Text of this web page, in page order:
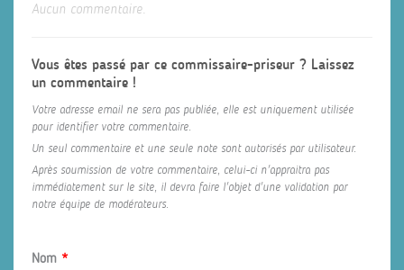
Aucun commentaire.
Vous êtes passé par ce commissaire-priseur ? Laissez
un commentaire !
Votre adresse email ne sera pas publiée, elle est uniquement utilisée
pour identifier votre commentaire.
Un seul commentaire et une seule note sont autorisés par utilisateur.
Après soumission de votre commentaire, celui-ci n'appraitra pas
immédiatement sur le site, il devra faire l'objet d'une validation par
notre équipe de modérateurs.
Nom *